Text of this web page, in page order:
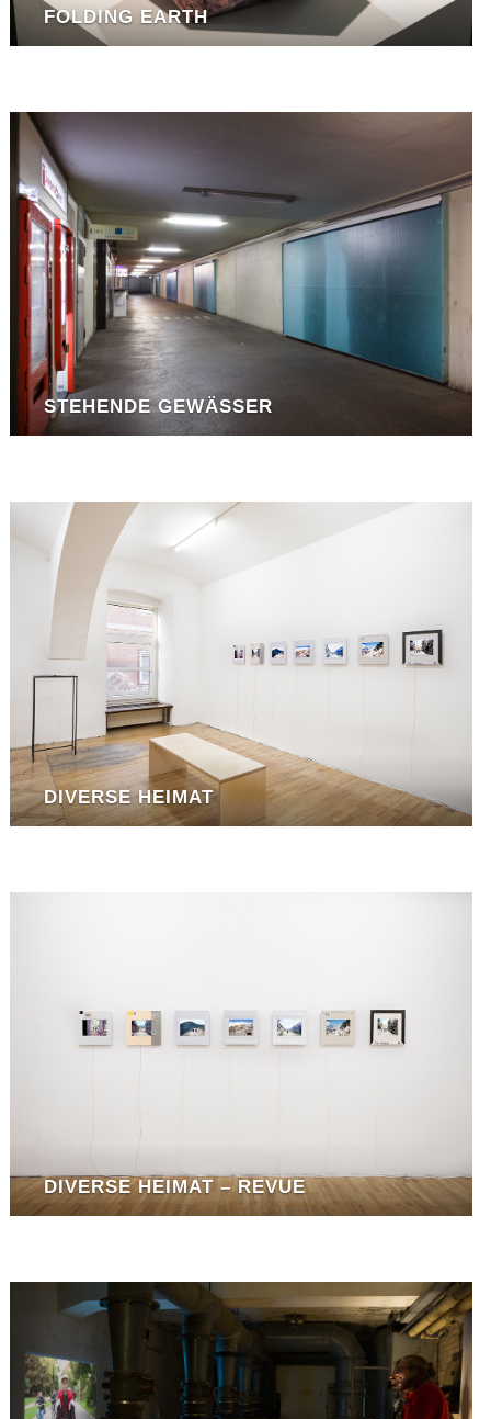
FOLDING EARTH
STEHENDE GEWÄSSER
DIVERSE HEIMAT
DIVERSE HEIMAT – REVUE